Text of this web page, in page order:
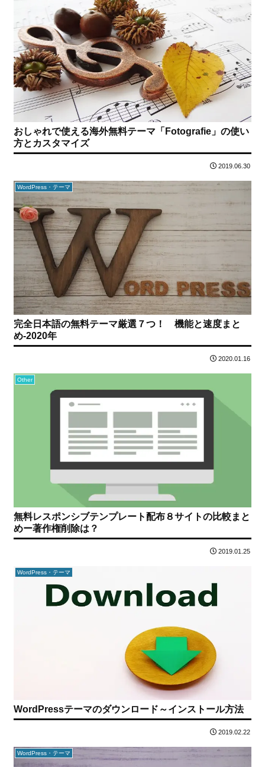
おしゃれで使える海外無料テーマ「Fotografie」の使い
方とカスタマイズ
2019.06.30
WordPress・テーマ
完全日本語の無料テーマ厳選７つ！ 機能と速度まと
め-2020年
2020.01.16
Other
無料レスポンシブテンプレート配布８サイトの比較まと
めー著作権削除は？
2019.01.25
WordPress・テーマ
WordPressテーマのダウンロード～インストール方法
2019.02.22
WordPress・テーマ